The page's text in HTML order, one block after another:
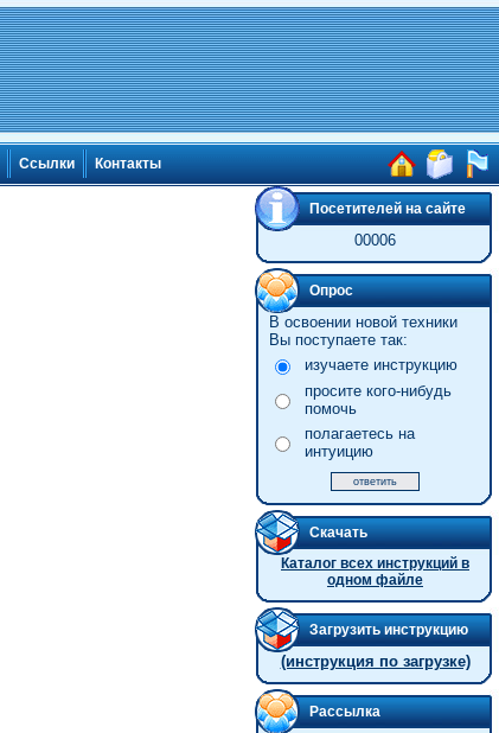
Ссылки Контакты
Посетителей на сайте
00006
Опрос
В освоении новой техники
Вы поступаете так:
изучаете инструкцию
просите кого-нибудь
помочь
полагаетесь на
интуицию
Скачать
Каталог всех инструкций в
одном файле
Загрузить инструкцию
(инструкция по загрузке)
Рассылка